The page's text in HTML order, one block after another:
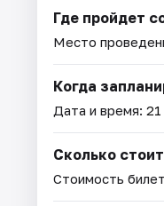
Где пройдет
Место
Когда
Дата и время:
Сколько
Стоимость